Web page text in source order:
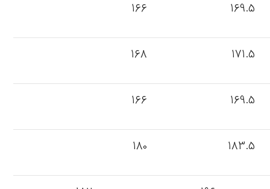
169.5
166
171.5
168
169.5
166
183.5
180